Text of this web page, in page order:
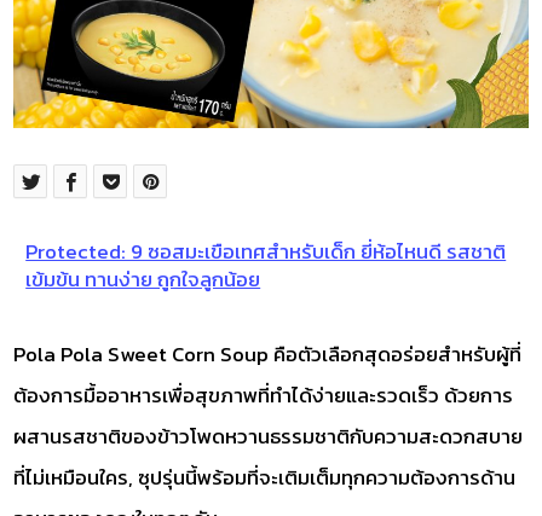
Protected: 9 ซอสมะเขือเทศสำหรับเด็ก ยี่ห้อไหนดี รสชาติ
เข้มข้น ทานง่าย ถูกใจลูกน้อย
Pola Pola Sweet Corn Soup คือตัวเลือกสุดอร่อยสำหรับผู้ที่
ต้องการมื้ออาหารเพื่อสุขภาพที่ทำได้ง่ายและรวดเร็ว ด้วยการ
ผสานรสชาติของข้าวโพดหวานธรรมชาติกับความสะดวกสบาย
ที่ไม่เหมือนใคร, ซุปรุ่นนี้พร้อมที่จะเติมเต็มทุกความต้องการด้าน